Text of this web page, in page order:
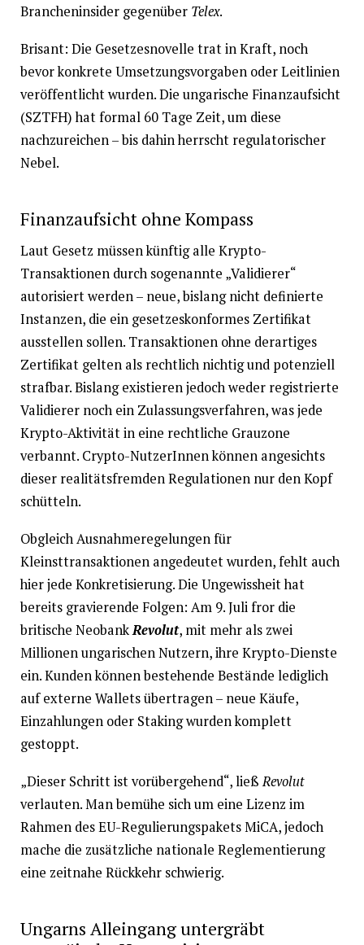
Brancheninsider gegenüber Telex.
Brisant: Die Gesetzesnovelle trat in Kraft, noch
bevor konkrete Umsetzungsvorgaben oder Leitlinien
veröffentlicht wurden. Die ungarische Finanzaufsicht
(SZTFH) hat formal 60 Tage Zeit, um diese
nachzureichen – bis dahin herrscht regulatorischer
Nebel.
Finanzaufsicht ohne Kompass
Laut Gesetz müssen künftig alle Krypto-
Transaktionen durch sogenannte „Validierer“
autorisiert werden – neue, bislang nicht definierte
Instanzen, die ein gesetzeskonformes Zertifikat
ausstellen sollen. Transaktionen ohne derartiges
Zertifikat gelten als rechtlich nichtig und potenziell
strafbar. Bislang existieren jedoch weder registrierte
Validierer noch ein Zulassungsverfahren, was jede
Krypto-Aktivität in eine rechtliche Grauzone
verbannt. Crypto-NutzerInnen können angesichts
dieser realitätsfremden Regulationen nur den Kopf
schütteln.
Obgleich Ausnahmeregelungen für
Kleinsttransaktionen angedeutet wurden, fehlt auch
hier jede Konkretisierung. Die Ungewissheit hat
bereits gravierende Folgen: Am 9. Juli fror die
britische NeobankRevolut, mit mehr als zwei
Millionen ungarischen Nutzern, ihre Krypto-Dienste
ein. Kunden können bestehende Bestände lediglich
auf externe Wallets übertragen – neue Käufe,
Einzahlungen oder Staking wurden komplett
gestoppt.
„Dieser Schritt ist vorübergehend“, ließRevolut
verlauten. Man bemühe sich um eine Lizenz im
Rahmen des EU-Regulierungspakets MiCA, jedoch
mache die zusätzliche nationale Reglementierung
eine zeitnahe Rückkehr schwierig.
Ungarns Alleingang untergräbt